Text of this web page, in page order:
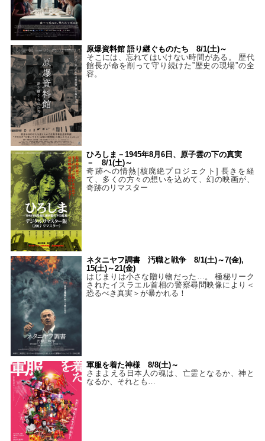
原爆資料館 語り継ぐものたち 8/1(土)～
そこには、忘れてはいけない時間がある。 歴代
館長が命を削って守り続けた”歴史の現場”の全
容。
ひろしま－1945年8月6日、原子雲の下の真実
－ 8/1(土)～
奇跡への情熱[核廃絶プロジェクト] 長きを経
て、多くの方々の想いを込めて、幻の映画が、
奇跡のリマスター
ネタニヤフ調書 汚職と戦争 8/1(土)～7(金),
15(土)～21(金)
はじまりは小さな贈り物だった…。 極秘リーク
されたイスラエル首相の警察尋問映像により＜
恐るべき真実＞が暴かれる！
軍服を着た神様 8/8(土)～
さまよえる日本人の魂は、亡霊となるか、神と
なるか、それとも…